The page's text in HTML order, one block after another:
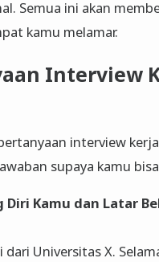
Semua ini akan
kamu melamar.
Interview
interview
supaya kamu
Kamu dan Latar
dari Universitas X.